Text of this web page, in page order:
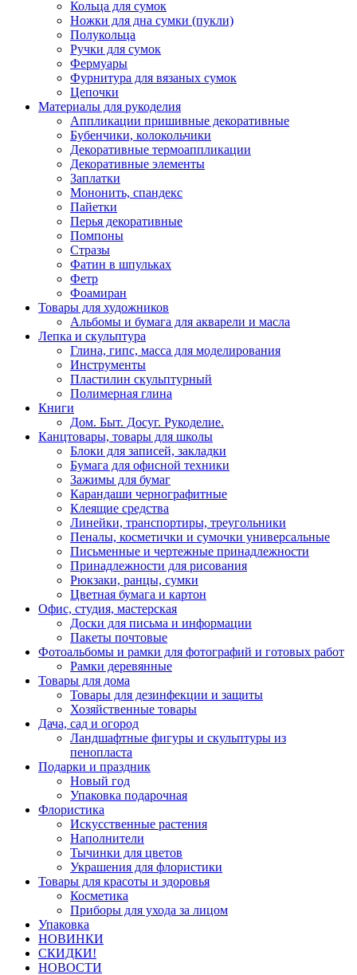
Кольца для сумок
Ножки для дна сумки (пукли)
Полукольца
Ручки для сумок
Фермуары
Фурнитура для вязаных сумок
Цепочки
Материалы для рукоделия
Аппликации пришивные декоративные
Бубенчики, колокольчики
Декоративные термоаппликации
Декоративные элементы
Заплатки
Мононить, спандекс
Пайетки
Перья декоративные
Помпоны
Стразы
Фатин в шпульках
Фетр
Фоамиран
Товары для художников
Альбомы и бумага для акварели и масла
Лепка и скульптура
Глина, гипс, масса для моделирования
Инструменты
Пластилин скульптурный
Полимерная глина
Книги
Дом. Быт. Досуг. Рукоделие.
Канцтовары, товары для школы
Блоки для записей, закладки
Бумага для офисной техники
Зажимы для бумаг
Карандаши чернографитные
Клеящие средства
Линейки, транспортиры, треугольники
Пеналы, косметички и сумочки универсальные
Письменные и чертежные принадлежности
Принадлежности для рисования
Рюкзаки, ранцы, сумки
Цветная бумага и картон
Офис, студия, мастерская
Доски для письма и информации
Пакеты почтовые
Фотоальбомы и рамки для фотографий и готовых работ
Рамки деревянные
Товары для дома
Товары для дезинфекции и защиты
Хозяйственные товары
Дача, сад и огород
Ландшафтные фигуры и скульптуры из
пенопласта
Подарки и праздник
Новый год
Упаковка подарочная
Флористика
Искусственные растения
Наполнители
Тычинки для цветов
Украшения для флористики
Товары для красоты и здоровья
Косметика
Приборы для ухода за лицом
Упаковка
НОВИНКИ
СКИДКИ!
НОВОСТИ